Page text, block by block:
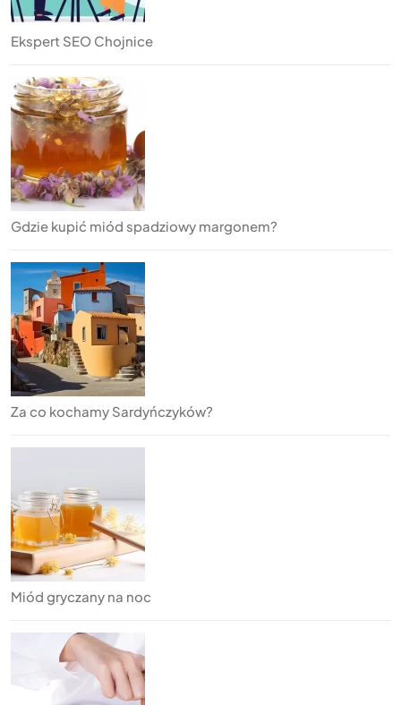
Ekspert SEO Chojnice
Gdzie kupić miód spadziowy margonem?
Za co kochamy Sardyńczyków?
Miód gryczany na noc